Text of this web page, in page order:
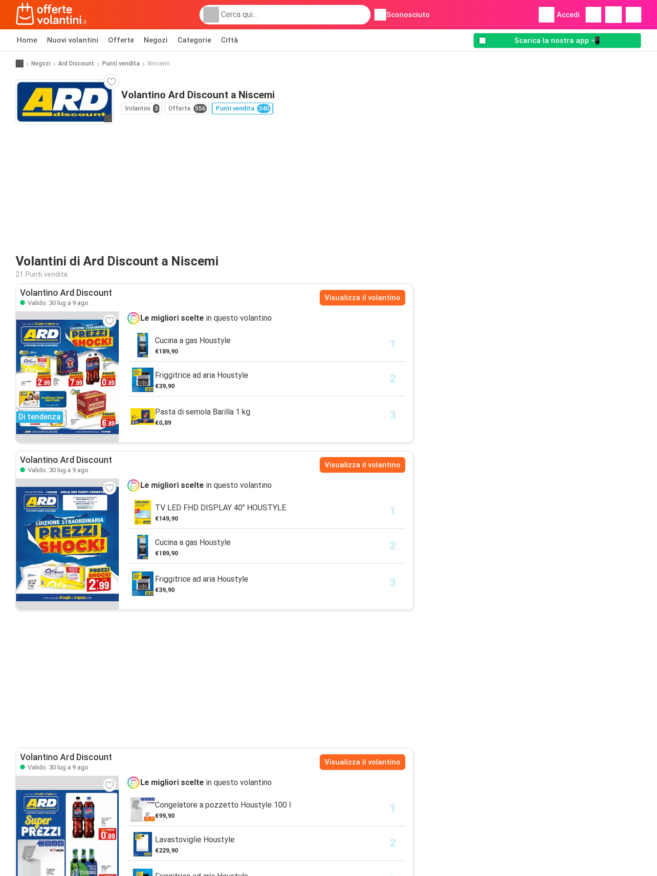
Sconosciuto Accedi
Home Nuovi volantini Offerte Negozi Categorie Città Scarica la nostra app 📲
Negozi Ard Discount Punti vendita Niscemi
Volantino Ard Discount a Niscemi
Volantini 3 Offerte 556 Punti vendita 340
Volantini di Ard Discount a Niscemi
21 Punti vendita
Volantino Ard Discount
Valido: 30 lug a 9 ago
Visualizza il volantino
Di tendenza
Le migliori scelte in questo volantino
Cucina a gas Houstyle
€189,90
Friggitrice ad aria Houstyle
€39,90
Pasta di semola Barilla 1 kg
€0,89
Volantino Ard Discount
Valido: 30 lug a 9 ago
Visualizza il volantino
Le migliori scelte in questo volantino
TV LED FHD DISPLAY 40" HOUSTYLE
€149,90
Cucina a gas Houstyle
€189,90
Friggitrice ad aria Houstyle
€39,90
Volantino Ard Discount
Valido: 30 lug a 9 ago
Visualizza il volantino
Le migliori scelte in questo volantino
Congelatore a pozzetto Houstyle 100 l
€99,90
Lavastoviglie Houstyle
€229,90